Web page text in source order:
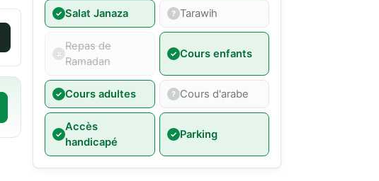
Salat Janaza Tarawih
Repas de
Ramadan
Cours enfants
Cours adultes Cours d'arabe
Accès
handicapé
Parking